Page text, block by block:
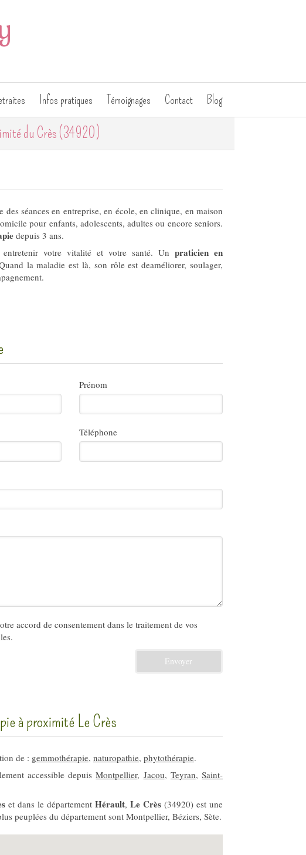
Infos pratiques Témoignages Contact Blog
du Crès (34920)
séances en entreprise, en école, en clinique, en maison
pour enfants, adolescents, adultes ou encore seniors.
depuis 3 ans.
votre vitalité et votre santé. Un praticien en
la maladie est là, son rôle est deaméliorer, soulager,
Prénom
Téléphone
accord de consentement dans le traitement de vos
Envoyer
à proximité Le Crès
de : gemmothérapie, naturopathie, phytothérapie.
accessible depuisMontpellier, Jacou, Teyran,Saint-
et dans le département Hérault, Le Crès (34920) est une
peuplées du département sont Montpellier, Béziers, Sète.